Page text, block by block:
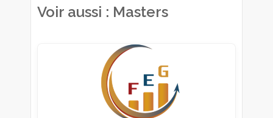
Voir aussi : Masters